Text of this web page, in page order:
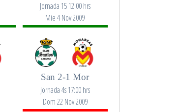
Jornada 15 12:00 hrs
Mie 4 Nov 2009
San 2-1 Mor
Jornada 4s 17:00 hrs
Dom 22 Nov 2009